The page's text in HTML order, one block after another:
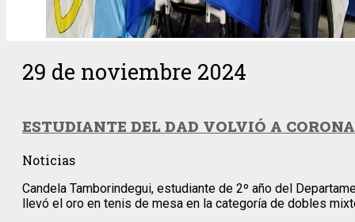
29 de noviembre 2024
ESTUDIANTE DEL DAD VOLVIÓ A
Noticias
Candela Tamborindegui, estudiante de 2º año del
llevó el oro en tenis de mesa en la categoría de dobles